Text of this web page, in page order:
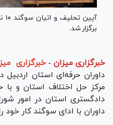
برگزار شد.
خبرگزاری میزان - خبرگزاری
داوران حرفه‌ای استان
مرکز حل اختلاف استان و
دادگستری استان در امور
داوران با ادای سوگند کار خود